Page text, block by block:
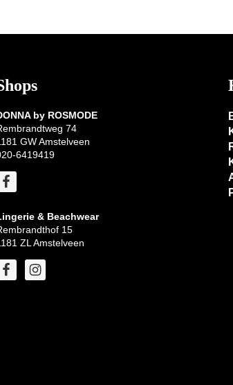
by ROSMODE
74
GW Amstelveen
6419419
& Beachwear
15
ZL Amstelveen